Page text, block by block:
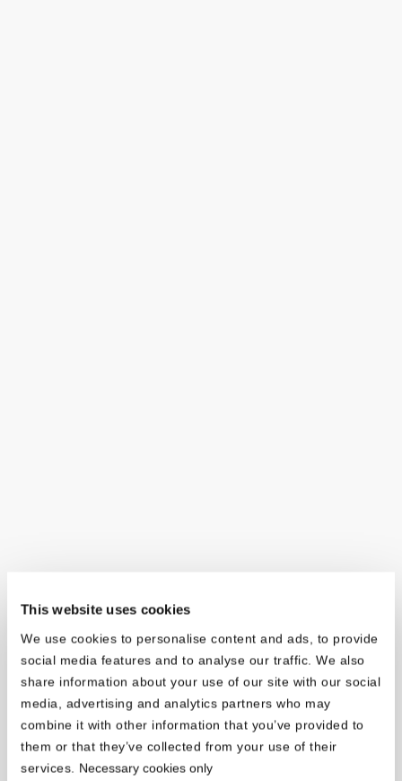
This website uses cookies
We use cookies to personalise content and ads, to provide
social media features and to analyse our traffic. We also
share information about your use of our site with our social
media, advertising and analytics partners who may
combine it with other information that you’ve provided to
them or that they’ve collected from your use of their
services. Necessary cookies only